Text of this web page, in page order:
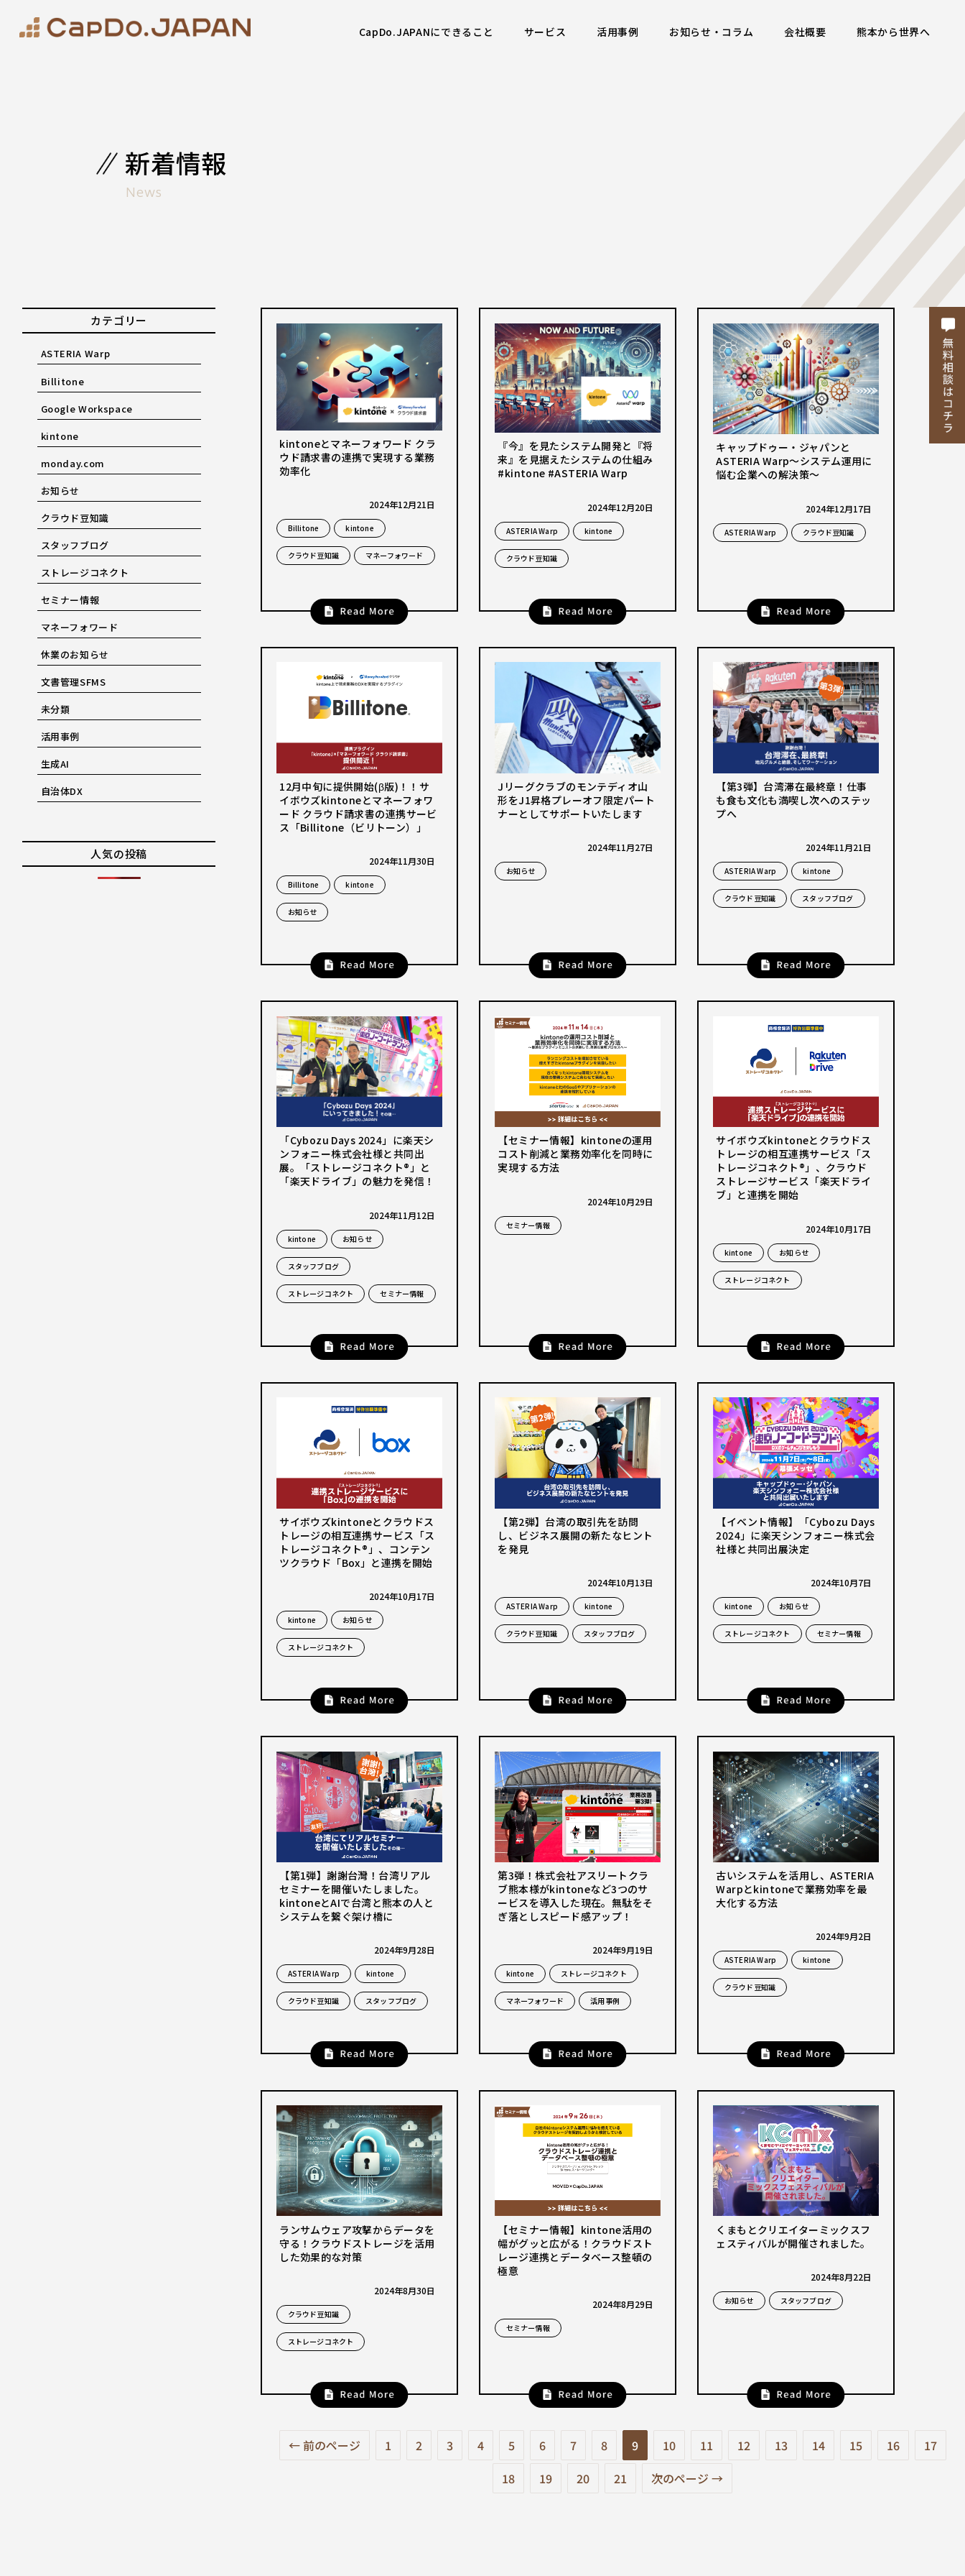
CapDo.JAPANにできること サービス 活用事例 お知らせ・コラム 会社概要 熊本から世界へ
新着情報
News
kintoneとマネーフォワード クラ
ウド請求書の連携で実現する業務
効率化
2024年12月21日
Billitone kintone
クラウド豆知識 マネーフォワード
『今』を見たシステム開発と『将
来』を見据えたシステムの仕組み
#kintone #ASTERIA Warp
2024年12月20日
ASTERIA Warp kintone
クラウド豆知識
キャップドゥー・ジャパンと
ASTERIA Warp〜システム運用に
悩む企業への解決策〜
2024年12月17日
ASTERIA Warp クラウド豆知識
12月中旬に提供開始(β版)！！サ
イボウズkintoneとマネーフォワ
ード クラウド請求書の連携サービ
ス「Billitone（ビリトーン）」
2024年11月30日
Billitone kintone
お知らせ
Jリーグクラブのモンテディオ山
形をJ1昇格プレーオフ限定パート
ナーとしてサポートいたします
2024年11月27日
お知らせ
【第3弾】台湾滞在最終章！仕事
も食も文化も満喫し次へのステッ
プへ
2024年11月21日
ASTERIA Warp kintone
クラウド豆知識 スタッフブログ
「Cybozu Days 2024」に楽天シ
ンフォニー株式会社様と共同出
展。「ストレージコネクト®」と
「楽天ドライブ」の魅力を発信！
2024年11月12日
kintone お知らせ
スタッフブログ
ストレージコネクト セミナー情報
【セミナー情報】kintoneの運用
コスト削減と業務効率化を同時に
実現する方法
2024年10月29日
セミナー情報
サイボウズkintoneとクラウドス
トレージの相互連携サービス「ス
トレージコネクト®」、クラウド
ストレージサービス「楽天ドライ
ブ」と連携を開始
2024年10月17日
kintone お知らせ
ストレージコネクト
サイボウズkintoneとクラウドス
トレージの相互連携サービス「ス
トレージコネクト®」、コンテン
ツクラウド「Box」と連携を開始
2024年10月17日
kintone お知らせ
ストレージコネクト
【第2弾】台湾の取引先を訪問
し、ビジネス展開の新たなヒント
を発見
2024年10月13日
ASTERIA Warp kintone
クラウド豆知識 スタッフブログ
【イベント情報】「Cybozu Days
2024」に楽天シンフォニー株式会
社様と共同出展決定
2024年10月7日
kintone お知らせ
ストレージコネクト セミナー情報
【第1弾】謝謝台灣！台湾リアル
セミナーを開催いたしました。
kintoneとAIで台湾と熊本の人と
システムを繋ぐ架け橋に
2024年9月28日
ASTERIA Warp kintone
クラウド豆知識 スタッフブログ
第3弾！株式会社アスリートクラ
ブ熊本様がkintoneなど3つのサ
ービスを導入した現在。無駄をそ
ぎ落としスピード感アップ！
2024年9月19日
kintone ストレージコネクト
マネーフォワード 活用事例
古いシステムを活用し、ASTERIA
Warpとkintoneで業務効率を最
大化する方法
2024年9月2日
ASTERIA Warp kintone
クラウド豆知識
ランサムウェア攻撃からデータを
守る！クラウドストレージを活用
した効果的な対策
2024年8月30日
クラウド豆知識
ストレージコネクト
【セミナー情報】kintone活用の
幅がグッと広がる！クラウドスト
レージ連携とデータベース整頓の
極意
2024年8月29日
セミナー情報
くまもとクリエイターミックスフ
ェスティバルが開催されました。
2024年8月22日
お知らせ スタッフブログ
← 前のページ 1 2 3 4 5 6 7 8 9 10 11 12 13 14 15 16
17
18
19 20 21 次のページ →
カテゴリー
ASTERIA Warp
Billitone
Google Workspace
kintone
monday.com
お知らせ
クラウド豆知識
スタッフブログ
ストレージコネクト
セミナー情報
マネーフォワード
休業のお知らせ
文書管理SFMS
未分類
活用事例
生成AI
自治体DX
人気の投稿